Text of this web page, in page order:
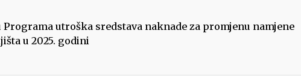
Programa utroška sredstava naknade za promjenu namjene
u 2025. godini